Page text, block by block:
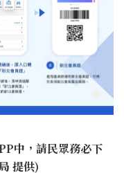
中，請民眾務必下
提供)